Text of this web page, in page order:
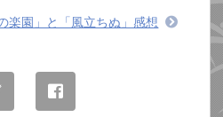
楽園」と「風立ちぬ」感想